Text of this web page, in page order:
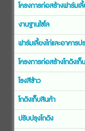
โครงการก่อสร้างฟาร์มเ
งานฐานไซโล
ฟาร์มเลี้ยงไก่และอาคาร
โครงการก่อสร้างโกดังเ
โรงสีข้าว
โกดังเก็บสินค้า
ปรับปรุงโกดัง